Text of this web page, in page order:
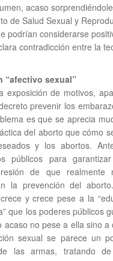
acaso
de Salud Sexual y
podrían considerarse
contradicción entre la
“afectivo sexual”
exposición de motivos,
prevenir los
es que se aprecia
del aborto que cómo
y los abortos.
públicos para
de que realmente
la prevención del
y crece pese a la
que los poderes públicos
acaso no pese a ella sino a
sexual se parece un
las armas, tratando